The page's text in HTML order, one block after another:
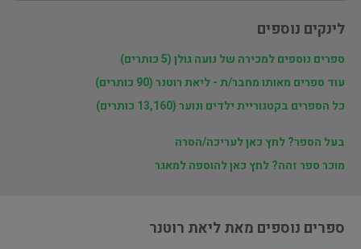
לינקים נוספים
ספרים נוספים למכירה של ‫נועה גולן‬‎ (5 כותרים)
עוד ספרים מאותו מחבר/ת - ליאת רוטנר (90 כותרים)
כל הספרים בקטגוריית ילדים ונוער (13,160 כותרים)
בעל הספר? לחץ כאן לעריכה/הסרה
מוכר ספר זהה? לחץ כאן להוספה למאגר
ספרים נוספים מאת ליאת רוטנר